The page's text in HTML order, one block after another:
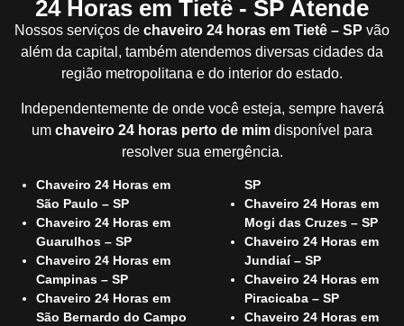
24 Horas em Tietê - SP Atende
Nossos serviços de chaveiro 24 horas em Tietê – SP vão
além da capital, também atendemos diversas cidades da
região metropolitana e do interior do estado.
Independentemente de onde você esteja, sempre haverá
um chaveiro 24 horas perto de mim disponível para
resolver sua emergência.
Chaveiro 24 Horas em
São Paulo – SP
Chaveiro 24 Horas em
Guarulhos – SP
Chaveiro 24 Horas em
Campinas – SP
Chaveiro 24 Horas em
São Bernardo do Campo
SP
Chaveiro 24 Horas em
Mogi das Cruzes – SP
Chaveiro 24 Horas em
Jundiaí – SP
Chaveiro 24 Horas em
Piracicaba – SP
Chaveiro 24 Horas em